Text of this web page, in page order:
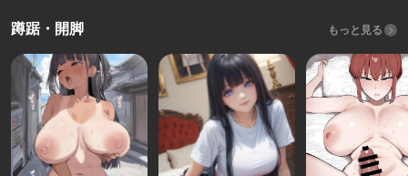
蹲踞・開脚 もっと見る